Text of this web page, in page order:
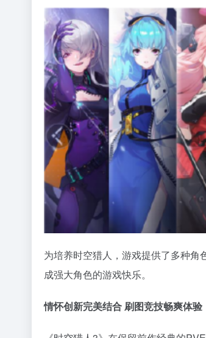
为培养时空猎人，游戏提供了多种
成强大角色的游戏快乐。
情怀创新完美结合 刷图竞技畅爽体验